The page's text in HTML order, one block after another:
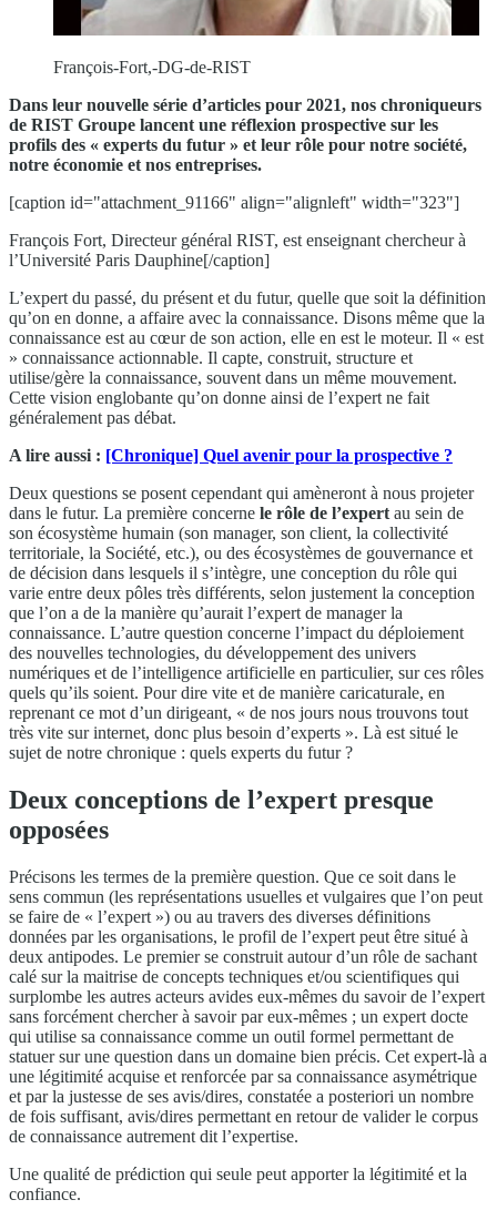
François-Fort,-DG-de-RIST
Dans leur nouvelle série d’articles pour 2021, nos chroniqueurs
de RIST Groupe lancent une réflexion prospective sur les
profils des « experts du futur » et leur rôle pour notre société,
notre économie et nos entreprises.
[caption id="attachment_91166" align="alignleft" width="323"]
François Fort, Directeur général RIST, est enseignant chercheur à
l’Université Paris Dauphine[/caption]
L’expert du passé, du présent et du futur, quelle que soit la définition
qu’on en donne, a affaire avec la connaissance. Disons même que la
connaissance est au cœur de son action, elle en est le moteur. Il « est
» connaissance actionnable. Il capte, construit, structure et
utilise/gère la connaissance, souvent dans un même mouvement.
Cette vision englobante qu’on donne ainsi de l’expert ne fait
généralement pas débat.
A lire aussi : [Chronique] Quel avenir pour la prospective ?
Deux questions se posent cependant qui amèneront à nous projeter
dans le futur. La première concerne le rôle de l’expert au sein de
son écosystème humain (son manager, son client, la collectivité
territoriale, la Société, etc.), ou des écosystèmes de gouvernance et
de décision dans lesquels il s’intègre, une conception du rôle qui
varie entre deux pôles très différents, selon justement la conception
que l’on a de la manière qu’aurait l’expert de manager la
connaissance. L’autre question concerne l’impact du déploiement
des nouvelles technologies, du développement des univers
numériques et de l’intelligence artificielle en particulier, sur ces rôles
quels qu’ils soient. Pour dire vite et de manière caricaturale, en
reprenant ce mot d’un dirigeant, « de nos jours nous trouvons tout
très vite sur internet, donc plus besoin d’experts ». Là est situé le
sujet de notre chronique : quels experts du futur ?
Deux conceptions de l’expert presque
opposées
Précisons les termes de la première question. Que ce soit dans le
sens commun (les représentations usuelles et vulgaires que l’on peut
se faire de « l’expert ») ou au travers des diverses définitions
données par les organisations, le profil de l’expert peut être situé à
deux antipodes. Le premier se construit autour d’un rôle de sachant
calé sur la maitrise de concepts techniques et/ou scientifiques qui
surplombe les autres acteurs avides eux-mêmes du savoir de l’expert
sans forcément chercher à savoir par eux-mêmes ; un expert docte
qui utilise sa connaissance comme un outil formel permettant de
statuer sur une question dans un domaine bien précis. Cet expert-là a
une légitimité acquise et renforcée par sa connaissance asymétrique
et par la justesse de ses avis/dires, constatée a posteriori un nombre
de fois suffisant, avis/dires permettant en retour de valider le corpus
de connaissance autrement dit l’expertise.
Une qualité de prédiction qui seule peut apporter la légitimité et la
confiance.